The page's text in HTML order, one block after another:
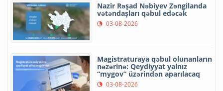
Nazir Rəşad Nəbiyev Zəngilanda
vətəndaşları qəbul edəcək
03-08-2026
Magistraturaya qəbul olunanların
nəzərinə: Qeydiyyat yalnız
“mygov” üzərindən aparılacaq
03-08-2026